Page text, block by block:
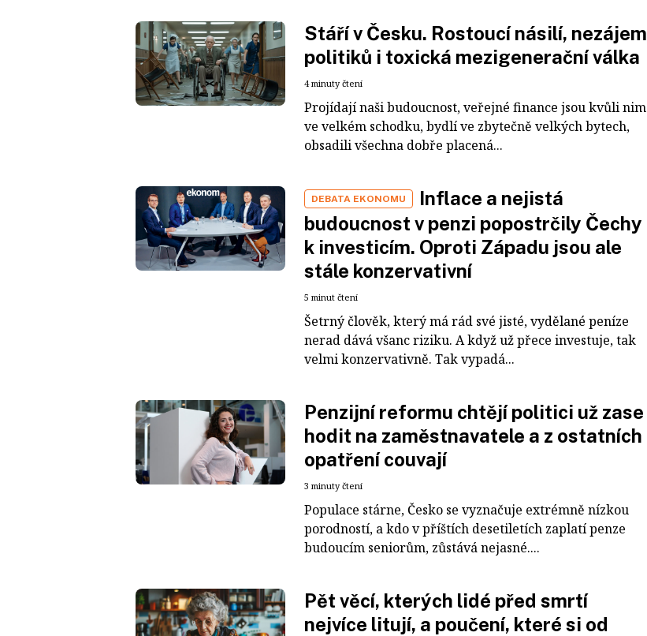
Stáří v Česku. Rostoucí násilí, nezájem
politiků i toxická mezigenerační válka
4 minuty čtení
Projídají naši budoucnost, veřejné finance jsou kvůli nim
ve velkém schodku, bydlí ve zbytečně velkých bytech,
obsadili všechna dobře placená...
DEBATA EKONOMU
Inflace a nejistá
budoucnost v penzi popostrčily Čechy
k investicím. Oproti Západu jsou ale
stále konzervativní
5 minut čtení
Šetrný člověk, který má rád své jisté, vydělané peníze
nerad dává všanc riziku. A když už přece investuje, tak
velmi konzervativně. Tak vypadá...
Penzijní reformu chtějí politici už zase
hodit na zaměstnavatele a z ostatních
opatření couvají
3 minuty čtení
Populace stárne, Česko se vyznačuje extrémně nízkou
porodností, a kdo v příštích desetiletích zaplatí penze
budoucím seniorům, zůstává nejasné....
Pět věcí, kterých lidé před smrtí
nejvíce litují, a poučení, které si od